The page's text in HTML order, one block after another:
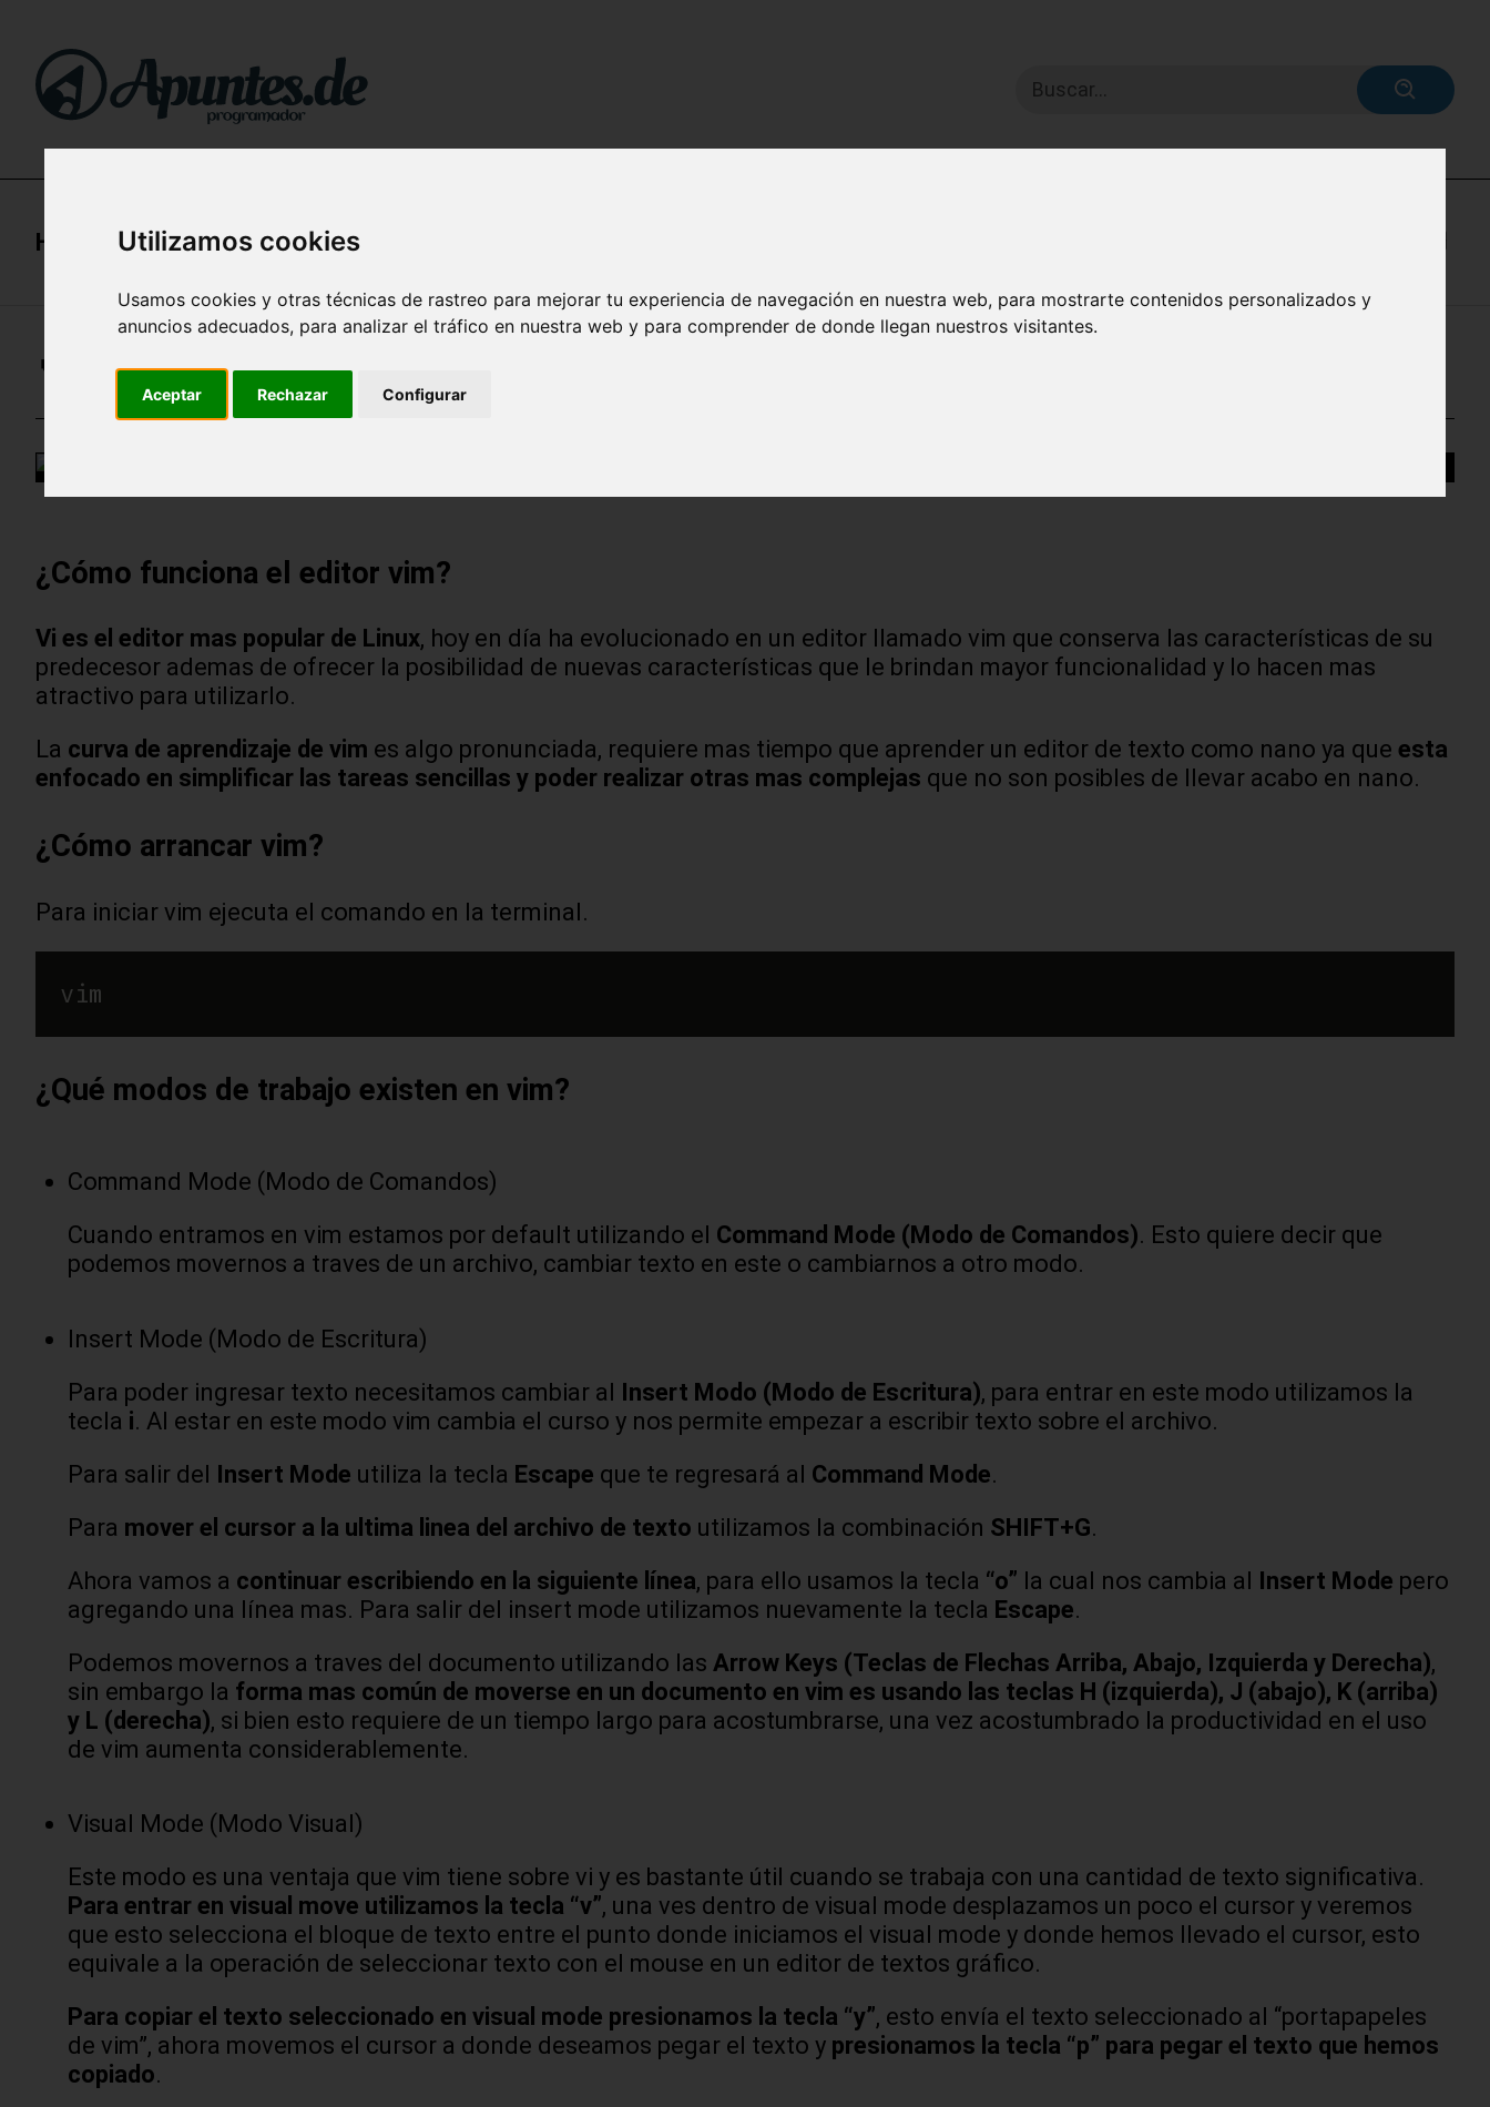
Utilizamos cookies
Usamos cookies y otras técnicas de rastreo para mejorar tu experiencia de navegación en nuestra web, para mostrarte contenidos personalizados y
anuncios adecuados, para analizar el tráfico en nuestra web y para comprender de donde llegan nuestros visitantes.
Aceptar Rechazar Configurar
Buscar...
Home /Apuntes de Linux (Certificación LPI - Linux Essentials) en español
🔥 EDITOR VIM: COMANDOS Y FUNCIONES PARA EDICIÓN DE ARCHIVOS EN LINUX
¿Cómo funciona el editor vim?
Vi es el editor mas popular de Linux, hoy en día ha evolucionado en un editor llamado vim que conserva las características de su
predecesor ademas de ofrecer la posibilidad de nuevas características que le brindan mayor funcionalidad y lo hacen mas
atractivo para utilizarlo.
La curva de aprendizaje de vim es algo pronunciada, requiere mas tiempo que aprender un editor de texto como nano ya que esta
enfocado en simplificar las tareas sencillas y poder realizar otras mas complejas que no son posibles de llevar acabo en nano.
¿Cómo arrancar vim?
Para iniciar vim ejecuta el comando en la terminal.
¿Qué modos de trabajo existen en vim?
Command Mode (Modo de Comandos)
Cuando entramos en vim estamos por default utilizando el Command Mode (Modo de Comandos). Esto quiere decir que
podemos movernos a traves de un archivo, cambiar texto en este o cambiarnos a otro modo.
Insert Mode (Modo de Escritura)
Para poder ingresar texto necesitamos cambiar al Insert Modo (Modo de Escritura), para entrar en este modo utilizamos la
tecla i. Al estar en este modo vim cambia el curso y nos permite empezar a escribir texto sobre el archivo.
Para salir del Insert Mode utiliza la tecla Escape que te regresará al Command Mode.
Para mover el cursor a la ultima linea del archivo de texto utilizamos la combinación SHIFT+G.
Ahora vamos a continuar escribiendo en la siguiente línea, para ello usamos la tecla “o” la cual nos cambia al Insert Mode pero
agregando una línea mas. Para salir del insert mode utilizamos nuevamente la tecla Escape.
Podemos movernos a traves del documento utilizando las Arrow Keys (Teclas de Flechas Arriba, Abajo, Izquierda y Derecha),
sin embargo la forma mas común de moverse en un documento en vim es usando las teclas H (izquierda), J (abajo), K (arriba)
y L (derecha), si bien esto requiere de un tiempo largo para acostumbrarse, una vez acostumbrado la productividad en el uso
de vim aumenta considerablemente.
Visual Mode (Modo Visual)
Este modo es una ventaja que vim tiene sobre vi y es bastante útil cuando se trabaja con una cantidad de texto significativa.
Para entrar en visual move utilizamos la tecla “v”, una ves dentro de visual mode desplazamos un poco el cursor y veremos
que esto selecciona el bloque de texto entre el punto donde iniciamos el visual mode y donde hemos llevado el cursor, esto
equivale a la operación de seleccionar texto con el mouse en un editor de textos gráfico.
Para copiar el texto seleccionado en visual mode presionamos la tecla “y”, esto envía el texto seleccionado al “portapapeles
de vim”, ahora movemos el cursor a donde deseamos pegar el texto y presionamos la tecla “p” para pegar el texto que hemos
copiado.